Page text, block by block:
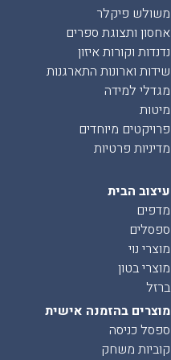
משולש פיקלר
אחסון ותצוגת ספרים
נדנדות וקורות איזון
שידות וארונות התארגנות
מגדלי למידה
מיטות
פרויקטים מיוחדים
מדיניות פרטיות
עיצוב הבית
מדפים
ספסלים
מוצרי נוי
מוצרי בטון
ברזל
מוצרים בהזמנה אישית
ספסל כניסה
קוביות משחק